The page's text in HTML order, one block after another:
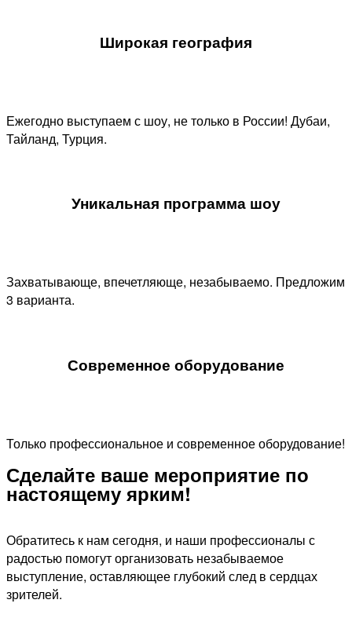
Широкая география
Ежегодно выступаем с шоу, не только в России! Дубаи,
Тайланд, Турция.
Уникальная программа шоу​
Захватывающе, впечетляюще, незабываемо. Предложим
3 варианта.
Современное оборудование
Только профессиональное и современное оборудование!
Сделайте ваше мероприятие по
настоящему ярким!​
Обратитесь к нам сегодня, и наши профессионалы с
радостью помогут организовать незабываемое
выступление, оставляющее глубокий след в сердцах
зрителей.